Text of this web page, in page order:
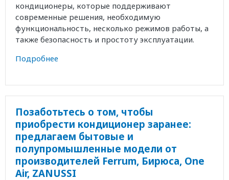
кондиционеры, которые поддерживают
современные решения, необходимую
функциональность, несколько режимов работы, а
также безопасность и простоту эксплуатации.
Подробнее
Позаботьтесь о том, чтобы
приобрести кондиционер заранее:
предлагаем бытовые и
полупромышленные модели от
производителей Ferrum, Бирюса, One
Air, ZANUSSI